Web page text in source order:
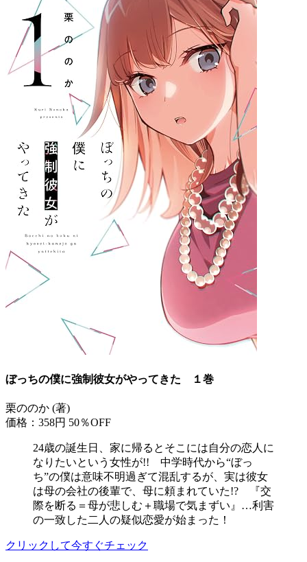
ぼっちの僕に強制彼女がやってきた １巻
栗ののか (著)
価格：358円 50％OFF
24歳の誕生日、家に帰るとそこには自分の恋人に
なりたいという女性が!! 中学時代から“ぼっ
ち”の僕は意味不明過ぎて混乱するが、実は彼女
は母の会社の後輩で、母に頼まれていた!? 『交
際を断る＝母が悲しむ＋職場で気まずい』…利害
の一致した二人の疑似恋愛が始まった！
クリックして今すぐチェック